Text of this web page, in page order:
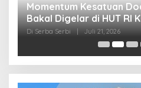
Momentum Kesatuan
Bakal Digelar di HUT RI
Gereja Bersatu Doakan
Di Serba Serbi Juli 21, 2026